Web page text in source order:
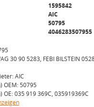
1595842
AIC
50795
4046283507955
30 90 5283, FEBI BILSTEIN
AIC
OEM: 50795
OE: 035 919 369C, 035919369C